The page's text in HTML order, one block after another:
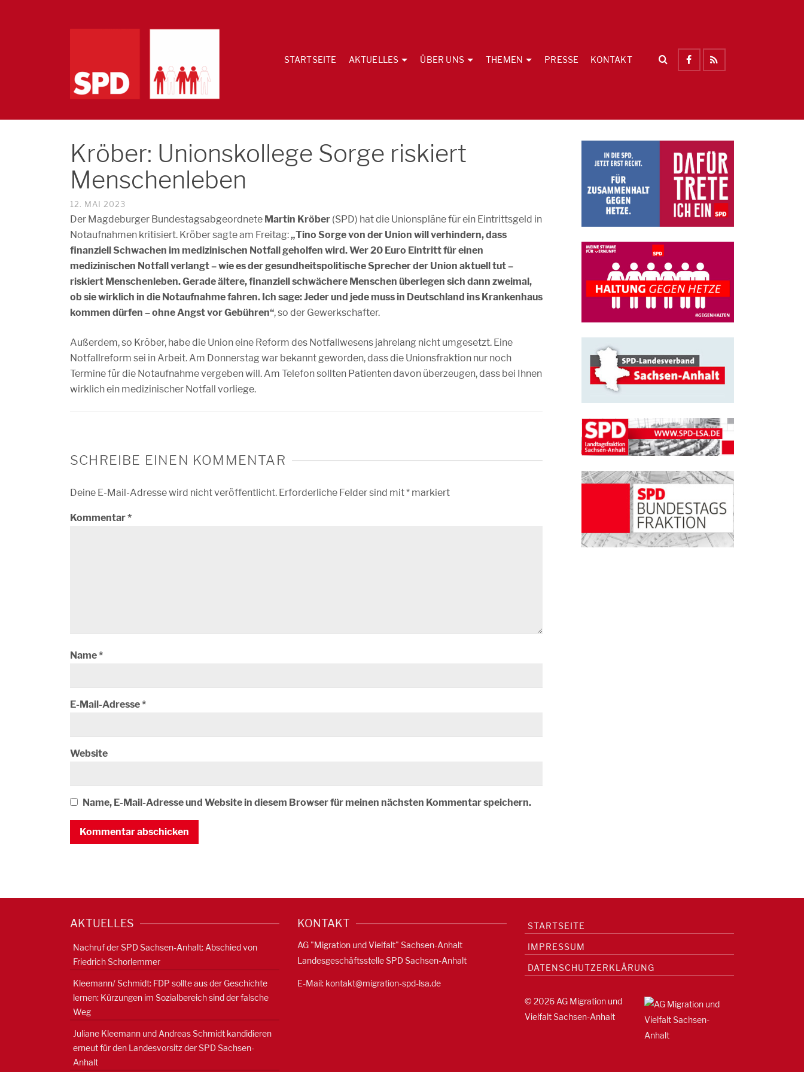
STARTSEITE AKTUELLES ÜBER UNS THEMEN PRESSE KONTAKT
Kröber: Unionskollege Sorge riskiert
Menschenleben
12. MAI 2023
Der Magdeburger Bundestagsabgeordnete Martin Kröber (SPD) hat die Unionspläne für ein Eintrittsgeld in
Notaufnahmen kritisiert. Kröber sagte am Freitag:„Tino Sorge von der Union will verhindern, dass
finanziell Schwachen im medizinischen Notfall geholfen wird. Wer 20 Euro Eintritt für einen
medizinischen Notfall verlangt – wie es der gesundheitspolitische Sprecher der Union aktuell tut –
riskiert Menschenleben. Gerade ältere, finanziell schwächere Menschen überlegen sich dann zweimal,
ob sie wirklich in die Notaufnahme fahren. Ich sage: Jeder und jede muss in Deutschland ins Krankenhaus
kommen dürfen – ohne Angst vor Gebühren“, so der Gewerkschafter.
Außerdem, so Kröber, habe die Union eine Reform des Notfallwesens jahrelang nicht umgesetzt. Eine
Notfallreform sei in Arbeit. Am Donnerstag war bekannt geworden, dass die Unionsfraktion nur noch
Termine für die Notaufnahme vergeben will. Am Telefon sollten Patienten davon überzeugen, dass bei Ihnen
wirklich ein medizinischer Notfall vorliege.
SCHREIBE EINEN KOMMENTAR
Deine E-Mail-Adresse wird nicht veröffentlicht. Erforderliche Felder sind mit* markiert
Kommentar*
Name*
E-Mail-Adresse*
Website
Name, E-Mail-Adresse und Website in diesem Browser für meinen nächsten Kommentar speichern.
AKTUELLES
Nachruf der SPD Sachsen-Anhalt: Abschied von
Friedrich Schorlemmer
Kleemann/ Schmidt: FDP sollte aus der Geschichte
lernen: Kürzungen im Sozialbereich sind der falsche
Weg
Juliane Kleemann und Andreas Schmidt kandidieren
erneut für den Landesvorsitz der SPD Sachsen-
Anhalt
KONTAKT
AG "Migration und Vielfalt" Sachsen-Anhalt
Landesgeschäftsstelle SPD Sachsen-Anhalt
E-Mail: kontakt@migration-spd-lsa.de
STARTSEITE
IMPRESSUM
DATENSCHUTZERKLÄRUNG
© 2026 AG Migration und
Vielfalt Sachsen-Anhalt